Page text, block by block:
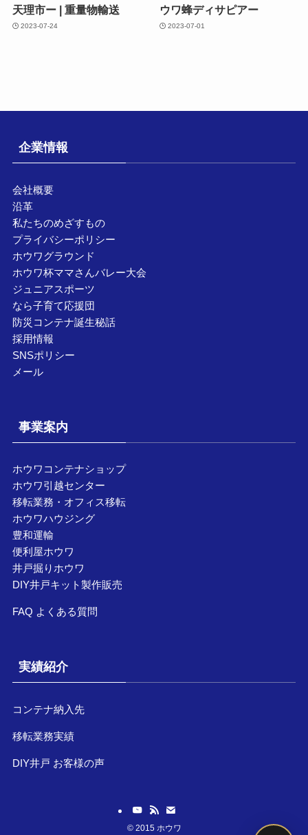
天理市ー | 重量物輸送
2023-07-24
ウワ蜂ディサピアー
2023-07-01
企業情報
会社概要
沿革
私たちのめざすもの
プライバシーポリシー
ホウワグラウンド
ホウワ杯ママさんバレー大会
ジュニアスポーツ
なら子育て応援団
防災コンテナ誕生秘話
採用情報
SNSポリシー
メール
事業案内
ホウワコンテナショップ
ホウワ引越センター
移転業務・オフィス移転
ホウワハウジング
豊和運輸
便利屋ホウワ
井戸掘りホウワ
DIY井戸キット製作販売
FAQ よくある質問
実績紹介
コンテナ納入先
移転業務実績
DIY井戸 お客様の声
©2015 ホウワ